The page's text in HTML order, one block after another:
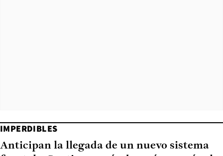
IMPERDIBLES
Anticipan la llegada de un nuevo sistema